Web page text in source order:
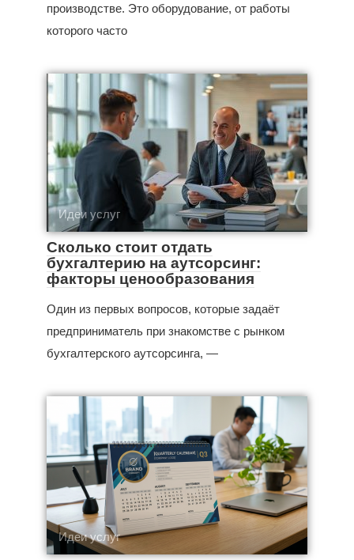
производстве. Это оборудование, от работы
которого часто
Идеи услуг
Сколько стоит отдать
бухгалтерию на аутсорсинг:
факторы ценообразования
Один из первых вопросов, которые задаёт
предприниматель при знакомстве с рынком
бухгалтерского аутсорсинга, —
Идеи услуг